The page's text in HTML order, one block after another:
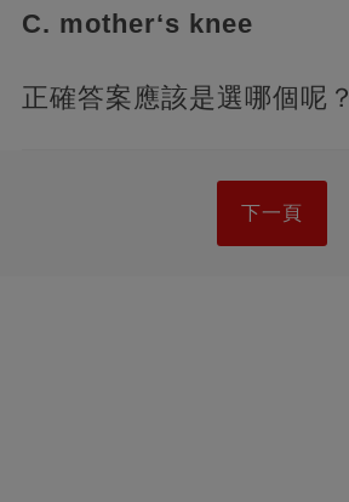
C. mother‘s knee
正確答案應該是選哪個呢？
下一頁